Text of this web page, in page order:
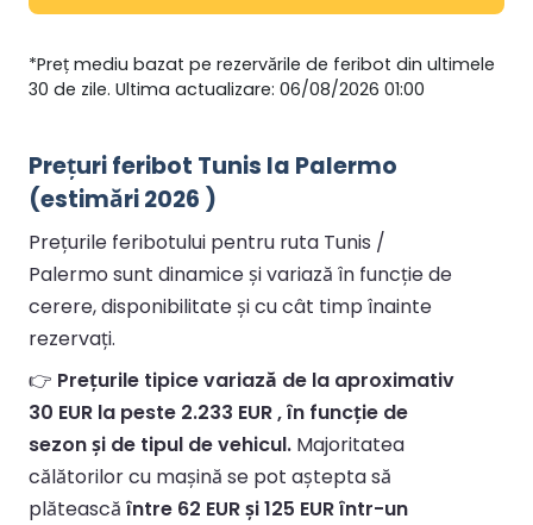
*Preț mediu bazat pe rezervările de feribot din ultimele
30 de zile. Ultima actualizare: 06/08/2026 01:00
Prețuri feribot Tunis la Palermo
(estimări 2026 )
Prețurile feribotului pentru ruta Tunis /
Palermo sunt dinamice și variază în funcție de
cerere, disponibilitate și cu cât timp înainte
rezervați.
👉 Prețurile tipice variază de la aproximativ
30 EUR la peste 2.233 EUR , în funcție de
sezon și de tipul de vehicul. Majoritatea
călătorilor cu mașină se pot aștepta să
plătească între 62 EUR și 125 EUR într-un